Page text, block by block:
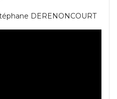
DERENONCOURT